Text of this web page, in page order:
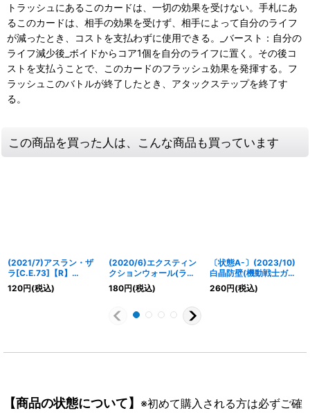
トラッシュにあるこのカードは、一切の効果を受けない。手札にあ
るこのカードは、相手の効果を受けず、相手によって自分のライフ
が減ったとき、コストを支払わずに使用できる。_バースト：自分の
ライフ減少後_ボイドからコア1個を自分のライフに置く。その後コ
ストを支払うことで、このカードのフラッシュ効果を発揮する。フ
ラッシュこのバトルが終了したとき、アタックステップを終了す
る。
この商品を買った人は、こんな商品も買っています
(2021/7)アスラン・ザ
ラ[C.E.73]【R】
{CB16-061}《白》
120円(税込)
(2020/6)エクスティン
クションウォール(ラク
スクラインイラスト)
【C】{BS40-088}
180円(税込)
〔状態A-〕(2023/10)
白晶防壁(機動戦士ガン
ダム)【C】{BS52-
RV008}《白》
260円(税込)
【商品の状態について】 ※初めて購入される方は必ずご確